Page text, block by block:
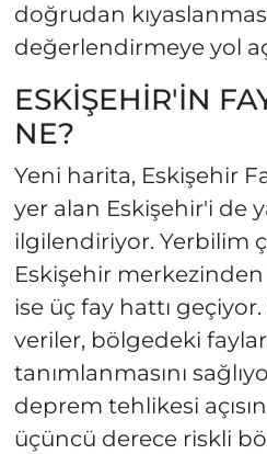
doğrudan
değerlendirmeye yol
ESKİŞEHİR'İN
NE?
Yeni harita, Eskişehir
yer alan Eskişehir'i de
ilgilendiriyor. Yerbilim
Eskişehir
ise üç fay hattı
veriler, bölgedeki
tanımlanmasını
deprem tehlikesi
üçüncü derece riskli